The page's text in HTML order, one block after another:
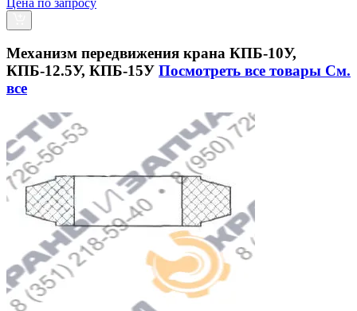
Механизм передвижения крана КПБ-10У,
КПБ-12.5У, КПБ-15У Посмотреть все товары См.
все